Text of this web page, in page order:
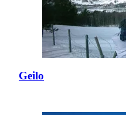
Geilo